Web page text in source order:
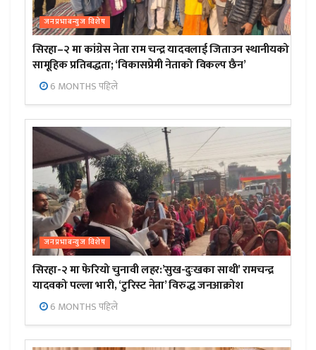
जनप्रभाबन्युज विशेष
सिरहा–२ मा कांग्रेस नेता राम चन्द्र यादवलाई जिताउन स्थानीयको
सामूहिक प्रतिबद्धता; ‘विकासप्रेमी नेताको विकल्प छैन’
6 MONTHS पहिले
जनप्रभाबन्युज विशेष
सिरहा-२ मा फेरियो चुनावी लहर:’सुख-दुःखका साथी’ रामचन्द्र
यादवको पल्ला भारी, ‘टुरिस्ट नेता’ विरुद्ध जनआक्रोश
6 MONTHS पहिले